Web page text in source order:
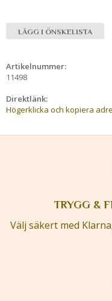
LÄGG I ÖNSKELISTA
Artikelnummer:
11498
Direktlänk:
Högerklicka och kopiera
TRYGG &
Välj säkert med